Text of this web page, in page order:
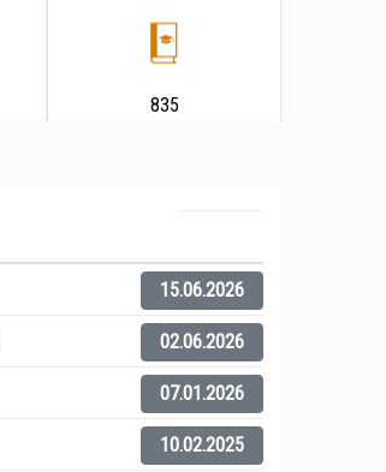
835
15.06.2026
02.06.2026
07.01.2026
10.02.2025